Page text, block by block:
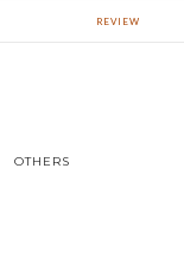
REVIEW
OTHERS